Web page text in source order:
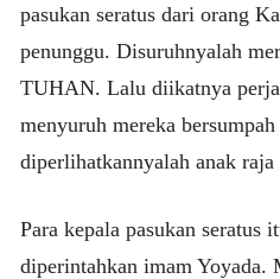
pasukan seratus dari orang
penunggu. Disuruhnyalah
TUHAN. Lalu diikatnya
menyuruh mereka
diperlihatkannyalah anak
Para kepala pasukan seratus
diperintahkan imam Yoyada.